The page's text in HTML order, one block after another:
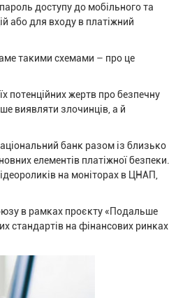
доступу до мобільного та
або для входу в платіжний
такими схемами – про це
потенційних жертв про безпечну
виявляти злочинців, а й
банк разом із близько
елементів платіжної безпеки.
на моніторах в ЦНАП,
в рамках проєкту «Подальше
стандартів на фінансових ринках